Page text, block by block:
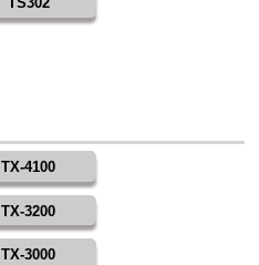
TX-4100
TX-3200
TX-3000